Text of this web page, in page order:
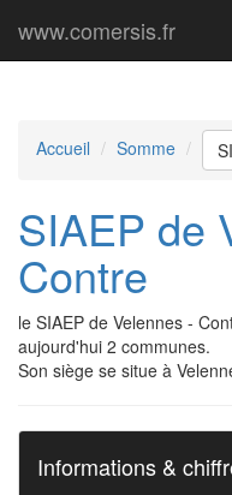
www.comersis.fr
Accueil Somme
SIAEP de
Contre
le SIAEP de Velennes -
aujourd'hui 2 communes.
Son siège se situe à
Informations &